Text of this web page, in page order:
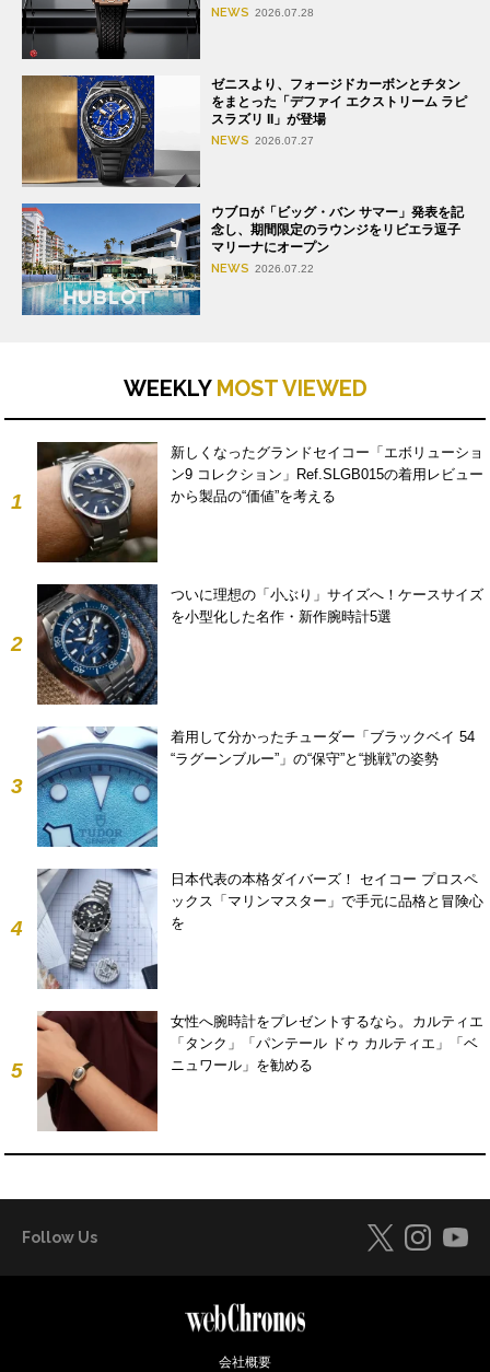
NEWS 2026.07.28
ゼニスより、フォージドカーボンとチタン
をまとった「デファイ エクストリーム ラピ
スラズリ II」が登場
NEWS 2026.07.27
ウブロが「ビッグ・バン サマー」発表を記
念し、期間限定のラウンジをリビエラ逗子
マリーナにオープン
NEWS 2026.07.22
WEEKLY MOST VIEWED
1
新しくなったグランドセイコー「エボリューショ
ン9 コレクション」Ref.SLGB015の着用レビュー
から製品の“価値”を考える
2
ついに理想の「小ぶり」サイズへ！ケースサイズ
を小型化した名作・新作腕時計5選
3
着用して分かったチューダー「ブラックベイ 54
“ラグーンブルー”」の“保守”と“挑戦”の姿勢
4
日本代表の本格ダイバーズ！ セイコー プロスペ
ックス「マリンマスター」で手元に品格と冒険心
を
5
女性へ腕時計をプレゼントするなら。カルティエ
「タンク」「パンテール ドゥ カルティエ」「ベ
ニュワール」を勧める
Follow Us
会社概要